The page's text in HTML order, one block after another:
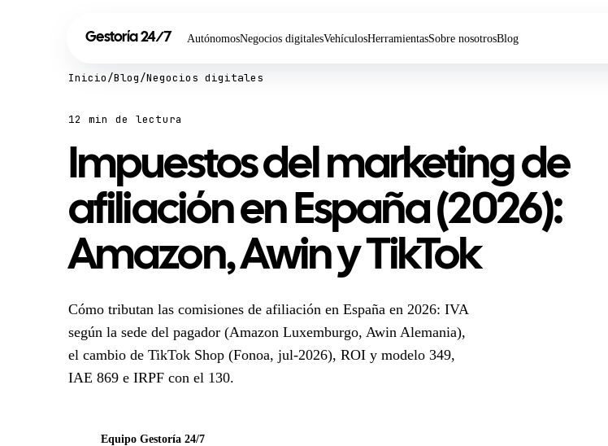
Gestoría 24/7 AutónomosNegocios digitalesVehículosHerramientasSobre nosotrosBlog
Inicio/Blog/Negocios digitales
12 min de lectura
Impuestos del marketing de
afiliación en España (2026):
Amazon, Awin y TikTok
Cómo tributan las comisiones de afiliación en España en 2026: IVA
según la sede del pagador (Amazon Luxemburgo, Awin Alemania),
el cambio de TikTok Shop (Fonoa, jul-2026), ROI y modelo 349,
IAE 869 e IRPF con el 130.
Equipo Gestoría 24/7